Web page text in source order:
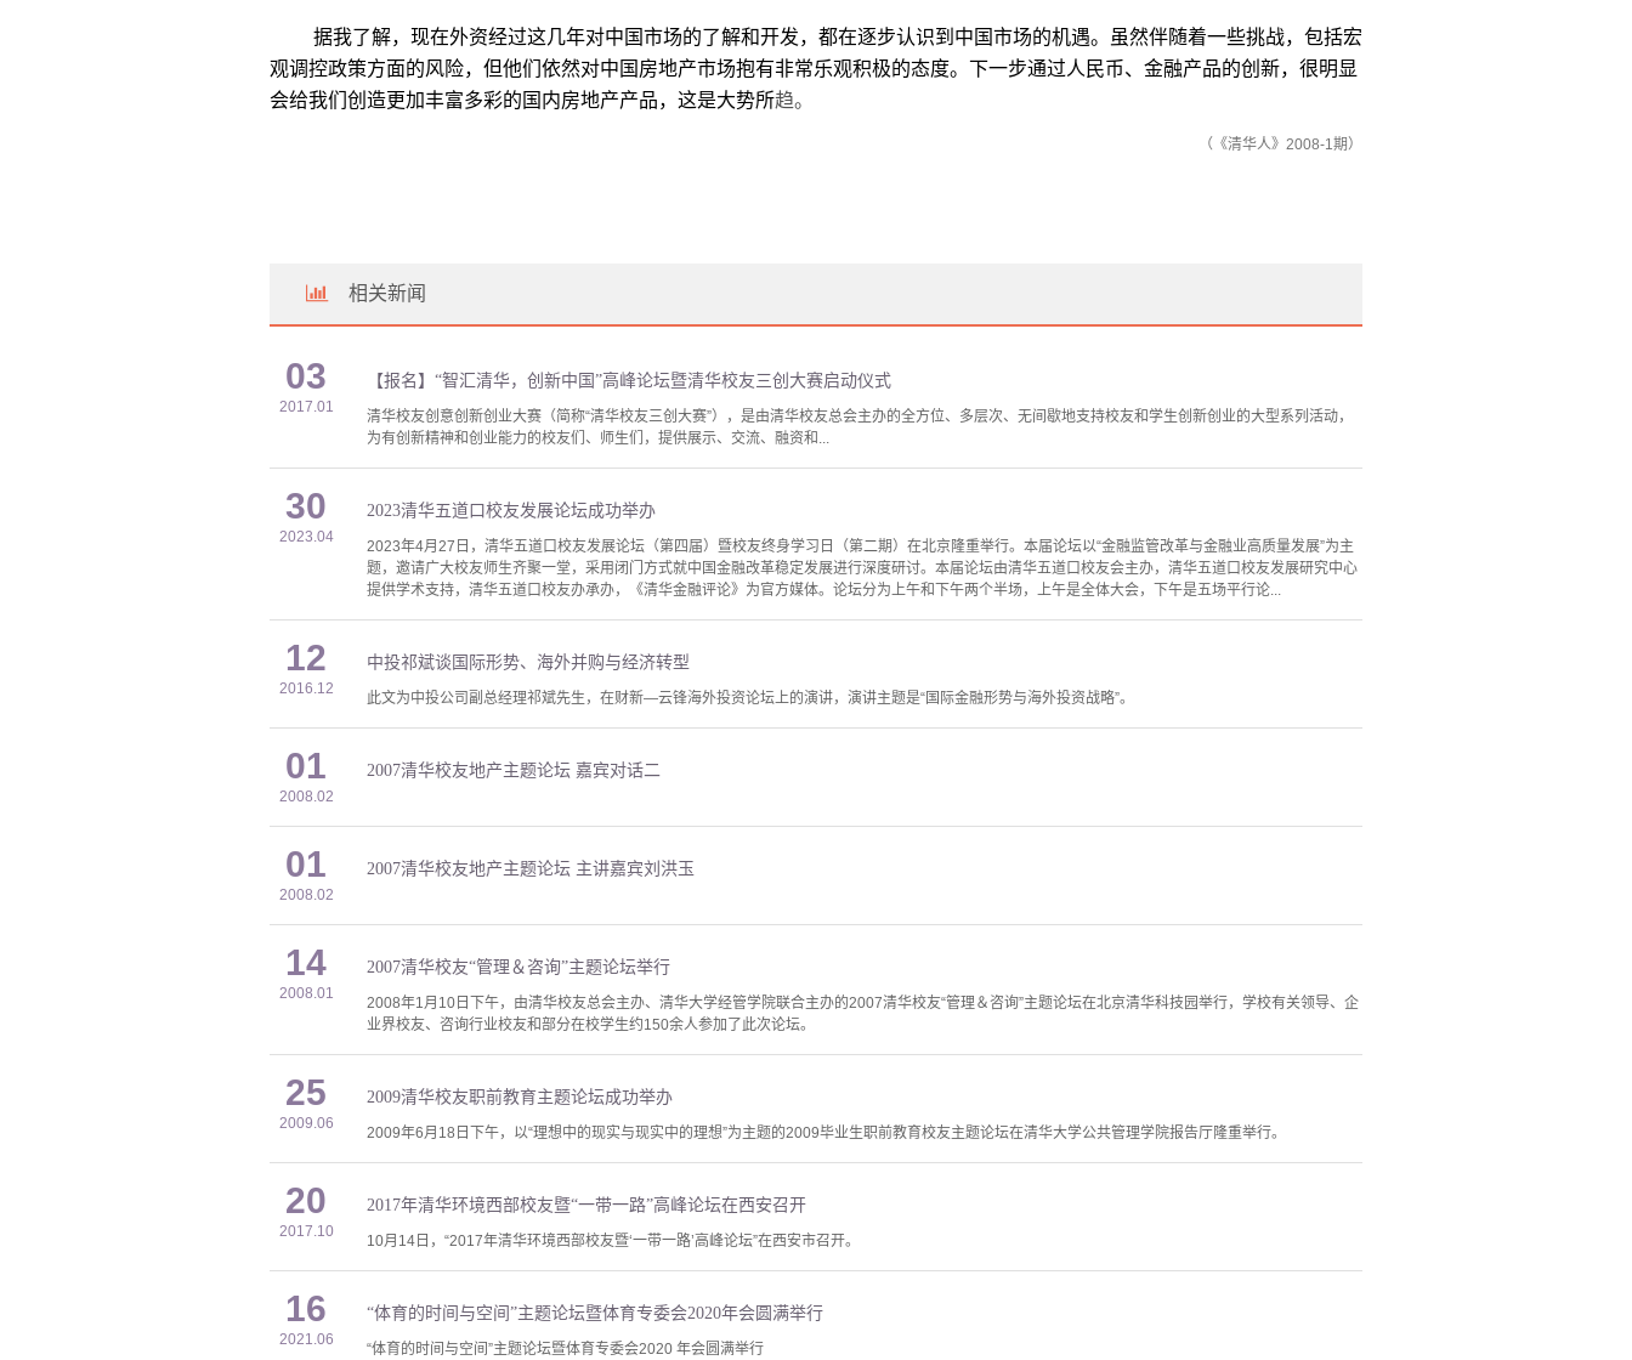
据我了解，现在外资经过这几年对中国市场的了解和开发，都在逐步认识到中国市场的机遇。虽然伴随着一些挑战，包括宏
观调控政策方面的风险，但他们依然对中国房地产市场抱有非常乐观积极的态度。下一步通过人民币、金融产品的创新，很明显
会给我们创造更加丰富多彩的国内房地产产品，这是大势所趋。
（《清华人》2008-1期）
相关新闻
03
2017.01
【报名】“智汇清华，创新中国”高峰论坛暨清华校友三创大赛启动仪式
清华校友创意创新创业大赛（简称“清华校友三创大赛”），是由清华校友总会主办的全方位、多层次、无间歇地支持校友和学生创新创业的大型系列活动，
为有创新精神和创业能力的校友们、师生们，提供展示、交流、融资和...
30
2023.04
2023清华五道口校友发展论坛成功举办
2023年4月27日，清华五道口校友发展论坛（第四届）暨校友终身学习日（第二期）在北京隆重举行。本届论坛以“金融监管改革与金融业高质量发展”为主
题，邀请广大校友师生齐聚一堂，采用闭门方式就中国金融改革稳定发展进行深度研讨。本届论坛由清华五道口校友会主办，清华五道口校友发展研究中心
提供学术支持，清华五道口校友办承办，《清华金融评论》为官方媒体。论坛分为上午和下午两个半场，上午是全体大会，下午是五场平行论...
12
2016.12
中投祁斌谈国际形势、海外并购与经济转型
此文为中投公司副总经理祁斌先生，在财新—云锋海外投资论坛上的演讲，演讲主题是“国际金融形势与海外投资战略”。
01
2008.02
2007清华校友地产主题论坛 嘉宾对话二
01
2008.02
2007清华校友地产主题论坛 主讲嘉宾刘洪玉
14
2008.01
2007清华校友“管理＆咨询”主题论坛举行
2008年1月10日下午，由清华校友总会主办、清华大学经管学院联合主办的2007清华校友“管理＆咨询”主题论坛在北京清华科技园举行，学校有关领导、企
业界校友、咨询行业校友和部分在校学生约150余人参加了此次论坛。
25
2009.06
2009清华校友职前教育主题论坛成功举办
2009年6月18日下午，以“理想中的现实与现实中的理想”为主题的2009毕业生职前教育校友主题论坛在清华大学公共管理学院报告厅隆重举行。
20
2017.10
2017年清华环境西部校友暨“一带一路”高峰论坛在西安召开
10月14日，“2017年清华环境西部校友暨‘一带一路’高峰论坛”在西安市召开。
16
2021.06
“体育的时间与空间”主题论坛暨体育专委会2020年会圆满举行
“体育的时间与空间”主题论坛暨体育专委会2020 年会圆满举行